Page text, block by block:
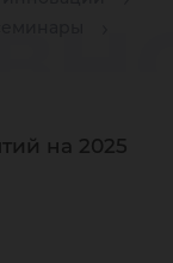
на 2025